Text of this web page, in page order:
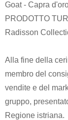
Goat - Capra
PRODOTTO
Radisson
Alla fine della
membro del
vendite e del
gruppo,
Regione istriana.